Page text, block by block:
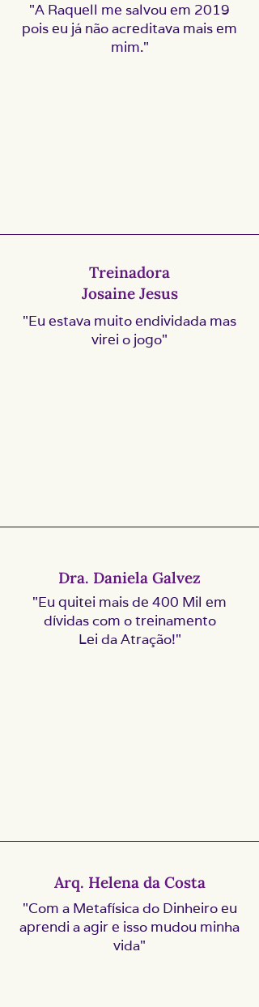
"A Raquell me salvou em 2019
pois eu já não acreditava mais em
mim."
Treinadora
Josaine Jesus
"Eu estava muito endividada mas
virei o jogo"
Dra. Daniela Galvez
"Eu quitei mais de 400 Mil em
dívidas com o treinamento
Lei da Atração!"
Arq. Helena da Costa
"Com a Metafísica do Dinheiro eu
aprendi a agir e isso mudou minha
vida"